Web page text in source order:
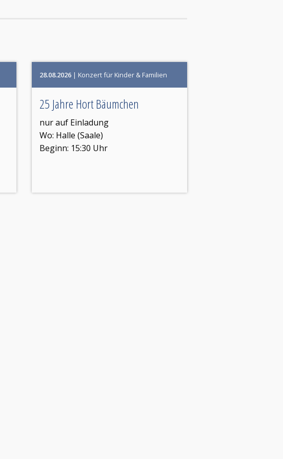
28.08.2026 | Konzert für Kinder & Familien
25 Jahre Hort Bäumchen
nur auf Einladung
Wo: Halle (Saale)
Beginn: 15:30 Uhr